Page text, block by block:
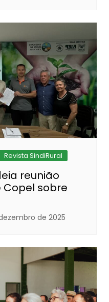
Revista SindiRural
reunião
sobre
de 2025